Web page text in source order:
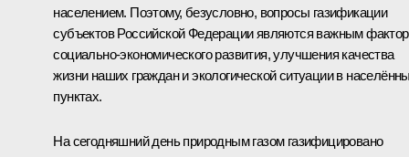
населением. Поэтому, безусловно, вопросы газификации
субъектов Российской Федерации являются важным
социально-экономического развития, улучшения качества
жизни наших граждан и экологической ситуации в
пунктах.
На сегодняшний день природным газом газифицировано